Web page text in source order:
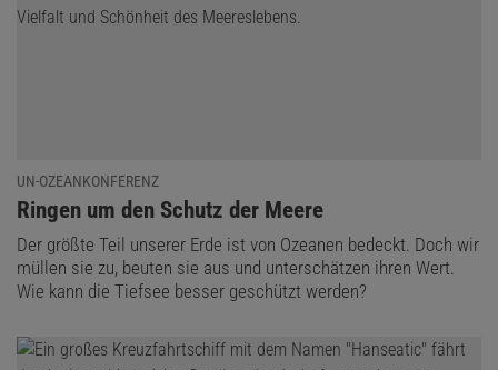
UN-OZEANKONFERENZ
:
Ringen um den Schutz der Meere
Der größte Teil unserer Erde ist von Ozeanen bedeckt. Doch wir
müllen sie zu, beuten sie aus und unterschätzen ihren Wert.
Wie kann die Tiefsee besser geschützt werden?